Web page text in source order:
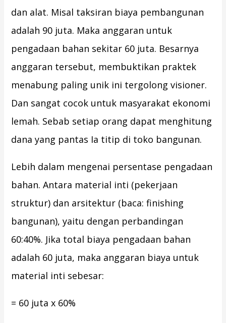
dan alat. Misal taksiran biaya pembangunan
adalah 90 juta. Maka anggaran untuk
pengadaan bahan sekitar 60 juta. Besarnya
anggaran tersebut, membuktikan praktek
menabung paling unik ini tergolong visioner.
Dan sangat cocok untuk masyarakat ekonomi
lemah. Sebab setiap orang dapat menghitung
dana yang pantas Ia titip di toko bangunan.
Lebih dalam mengenai persentase pengadaan
bahan. Antara material inti (pekerjaan
struktur) dan arsitektur (baca: finishing
bangunan), yaitu dengan perbandingan
60:40%. Jika total biaya pengadaan bahan
adalah 60 juta, maka anggaran biaya untuk
material inti sebesar:
= 60 juta x 60%